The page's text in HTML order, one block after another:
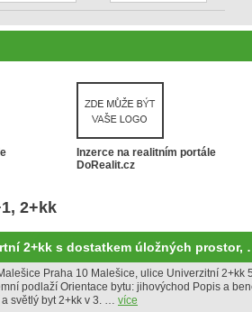
Inzerce na realitním portále
DoRealit.cz
2+kk
2+kk s dostatkem úložných prostor,
Praha 10 Malešice, ulice Univerzitní 2+kk
podlaží Orientace bytu: jihovýchod Popis a
světlý byt 2+kk v 3. … více